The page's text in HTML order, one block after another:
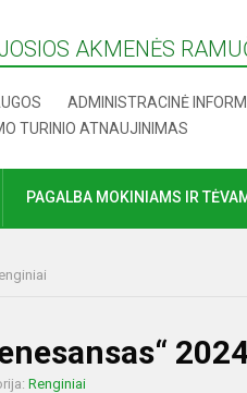
AKMENĖS
ADMINISTRACINĖ
TURINIO ATNAUJINIMAS
PAGALBA MOKINIAMS IR
Renginiai